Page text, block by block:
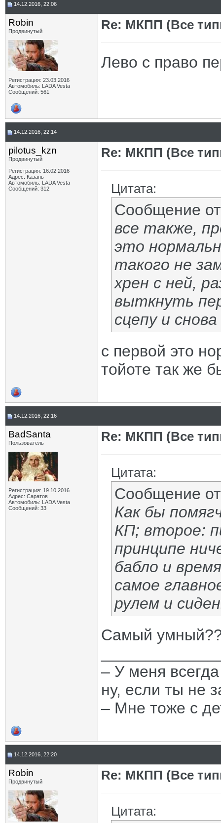
14.12.2016, 22:06
Robin
Продвинутый
Регистрация: 23.03.2016
Автомобиль: LADA Vesta
Сообщений: 561
Re: МКПП (Все
Лево с право
14.12.2016, 22:14
pilotus_kzn
Продвинутый
Регистрация: 16.02.2016
Адрес: Казань
Автомобиль: LADA Vesta
Сообщений: 312
Re: МКПП (Все
Цитата:
Сообщение
все также,
это
такого не
хрен с ней,
выткнуть
сцепу и
с первой это
тойоте так же
14.12.2016, 22:16
BadSanta
Пользователь
Регистрация: 19.10.2016
Адрес: Саратов
Автомобиль: LADA Vesta
Сообщений: 33
Re: МКПП (Все
Цитата:
Сообщение
Как бы
КП; второе:
принципе
бабло и
самое
рулем и
Самый
– У меня
ну, если ты не
– Мне тоже с
14.12.2016, 22:20
Robin
Продвинутый Re: МКПП (Все
Цитата: